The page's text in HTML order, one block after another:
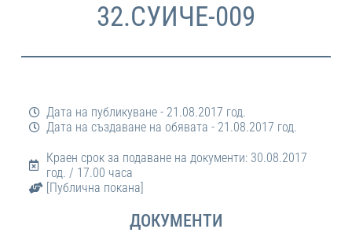
32.СУИЧЕ-009
Дата на публикуване - 21.08.2017 год.
Дата на създаване на обявата - 21.08.2017 год.
Краен срок за подаване на документи: 30.08.2017
год. / 17.00 часа
[Публична покана]
ДОКУМЕНТИ